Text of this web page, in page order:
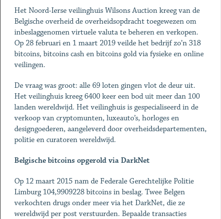
Het Noord-Ierse veilinghuis Wilsons Auction kreeg van de
Belgische overheid de overheidsopdracht toegewezen om
inbeslaggenomen virtuele valuta te beheren en verkopen.
Op 28 februari en 1 maart 2019 veilde het bedrijf zo’n 318
bitcoins, bitcoins cash en bitcoins gold via fysieke en online
veilingen.
De vraag was groot: alle 69 loten gingen vlot de deur uit.
Het veilinghuis kreeg 6400 keer een bod uit meer dan 100
landen wereldwijd. Het veilinghuis is gespecialiseerd in de
verkoop van cryptomunten, luxeauto’s, horloges en
designgoederen, aangeleverd door overheidsdepartementen,
politie en curatoren wereldwijd.
Belgische bitcoins opgerold via DarkNet
Op 12 maart 2015 nam de Federale Gerechtelijke Politie
Limburg 104,9909228 bitcoins in beslag. Twee Belgen
verkochten drugs onder meer via het DarkNet, die ze
wereldwijd per post verstuurden. Bepaalde transacties